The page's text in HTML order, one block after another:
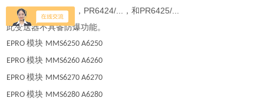
22/…，PR6423/…，PR6424/...，和PR6425/...
此变送器不具备防爆功能。
EPRO模块 MMS6250 A6250
EPRO模块 MMS6260 A6260
EPRO模块 MMS6270 A6270
EPRO模块 MMS6280 A6280